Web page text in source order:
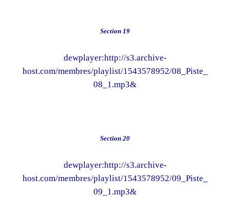
Section 19
dewplayer:http://s3.archive-
host.com/membres/playlist/1543578952/08_Piste_
08_1.mp3&
Section 20
dewplayer:http://s3.archive-
host.com/membres/playlist/1543578952/09_Piste_
09_1.mp3&